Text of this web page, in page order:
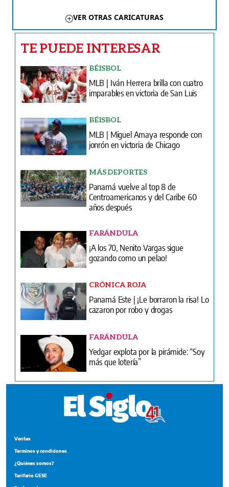
VER OTRAS CARICATURAS
TE PUEDE INTERESAR
BÉISBOL
MLB | Iván Herrera brilla con cuatro
imparables en victoria de San Luis
BÉISBOL
MLB | Miguel Amaya responde con
jonrón en victoria de Chicago
MÁS DEPORTES
Panamá vuelve al top 8 de
Centroamericanos y del Caribe 60
años después
FARÁNDULA
¡A los 70, Nenito Vargas sigue
gozando como un pelao!
CRÓNICA ROJA
Panamá Este | ¡Le borraron la risa! Lo
cazaron por robo y drogas
FARÁNDULA
Yedgar explota por la pirámide: “Soy
más que lotería”
Ventas
Terminos y condiciones
¿Quiénes somos?
Tarifario GESE